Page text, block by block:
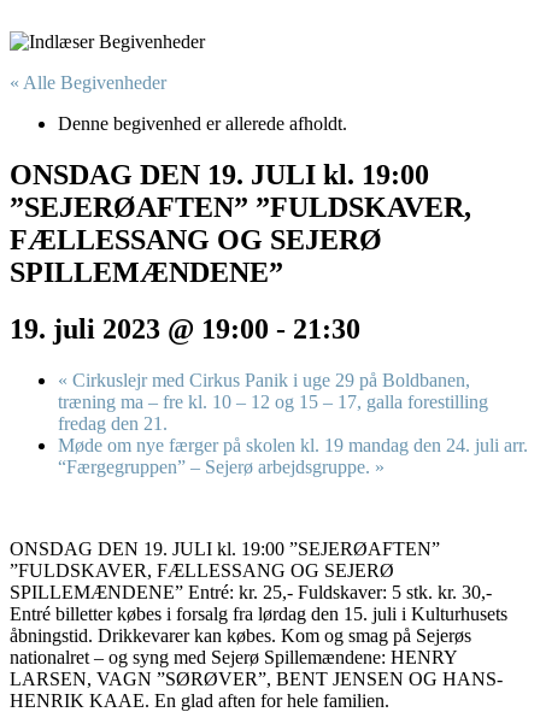
« Alle Begivenheder
Denne begivenhed er allerede afholdt.
ONSDAG DEN 19. JULI kl. 19:00
”SEJERØAFTEN” ”FULDSKAVER,
FÆLLESSANG OG SEJERØ
SPILLEMÆNDENE”
19. juli 2023 @ 19:00 - 21:30
« Cirkuslejr med Cirkus Panik i uge 29 på Boldbanen,
træning ma – fre kl. 10 – 12 og 15 – 17, galla forestilling
fredag den 21.
Møde om nye færger på skolen kl. 19 mandag den 24. juli arr.
“Færgegruppen” – Sejerø arbejdsgruppe. »
ONSDAG DEN 19. JULI kl. 19:00 ”SEJERØAFTEN”
”FULDSKAVER, FÆLLESSANG OG SEJERØ
SPILLEMÆNDENE” Entré: kr. 25,- Fuldskaver: 5 stk. kr. 30,-
Entré billetter købes i forsalg fra lørdag den 15. juli i Kulturhusets
åbningstid. Drikkevarer kan købes. Kom og smag på Sejerøs
nationalret – og syng med Sejerø Spillemændene: HENRY
LARSEN, VAGN ”SØRØVER”, BENT JENSEN OG HANS-
HENRIK KAAE. En glad aften for hele familien.